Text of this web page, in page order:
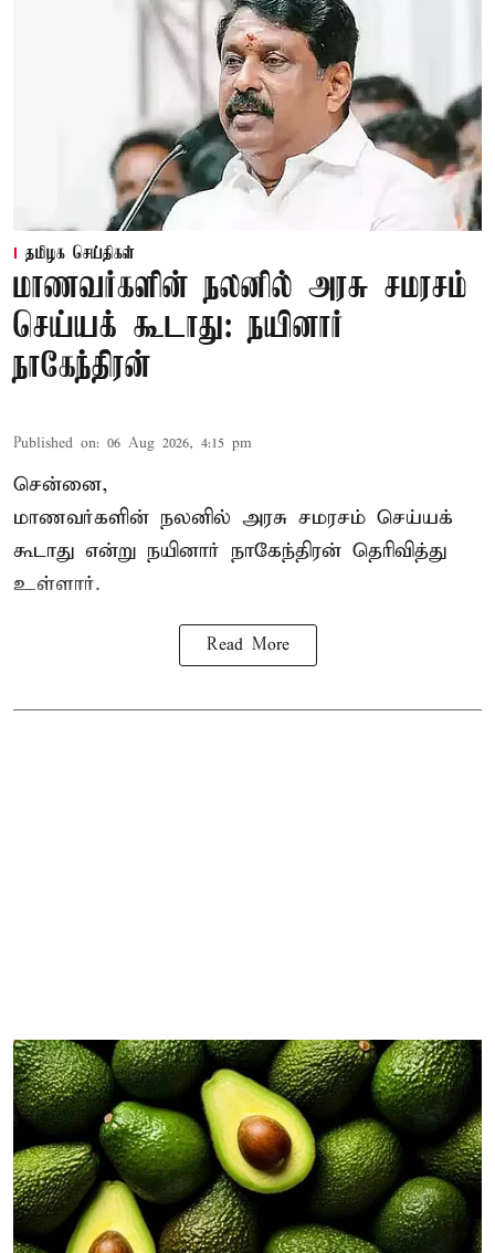
தமிழக செய்திகள்
மாணவர்களின் நலனில் அரசு சமரசம்
செய்யக் கூடாது: நயினார்
நாகேந்திரன்
Published on: 06 Aug 2026, 4:15 pm
சென்னை,
மாணவர்களின் நலனில் அரசு சமரசம் செய்யக்
கூடாது என்று நயினார் நாகேந்திரன் தெரிவித்து
உள்ளார்.
Read More